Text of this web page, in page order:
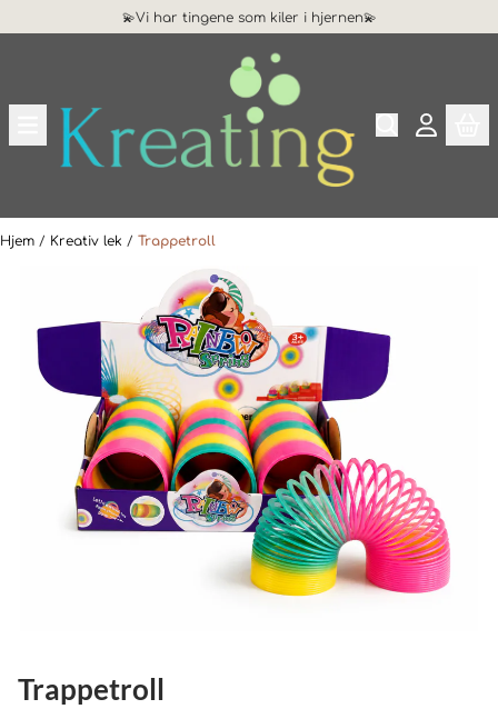
Hopp til innhold💫Vi har tingene som kiler i hjernen💫
Hjem / Kreativ lek / Trappetroll
Trappetroll